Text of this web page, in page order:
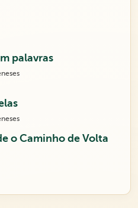
palavras
o Caminho de Volta